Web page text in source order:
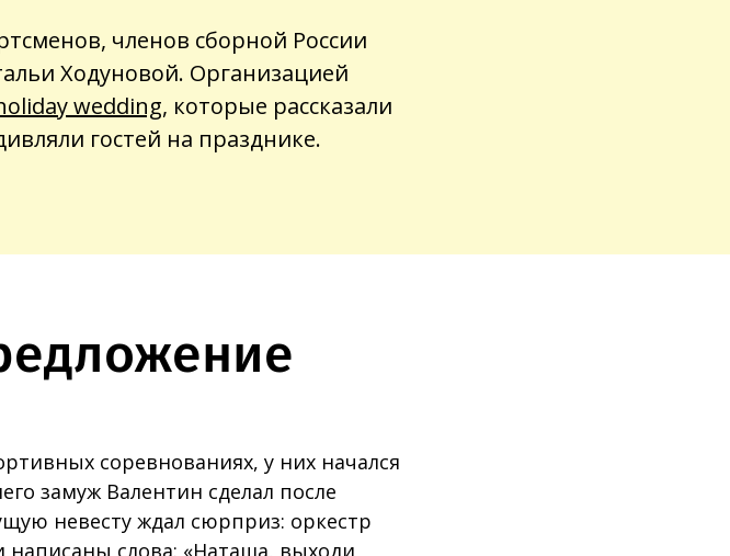
членов сборной России
Ходуновой. Организацией
wedding, которые рассказали
гостей на празднике.
соревнованиях, у них начался
замуж Валентин сделал после
невесту ждал сюрприз: оркестр
написаны слова: «Наташа, выходи